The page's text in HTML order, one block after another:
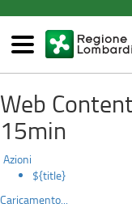
al
contenuto
principale
TuttoFood
Menù
Web
15min
Azioni
${title}
Caricamento...